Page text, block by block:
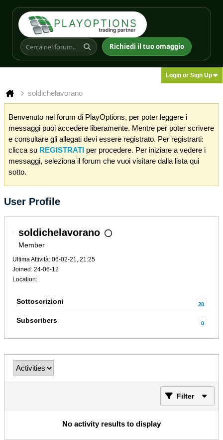
Richiedi il tuo omaggio
Login or Sign Up
soldichelavorano
Benvenuto nel forum di PlayOptions, per poter leggere i
messaggi puoi accedere liberamente. Mentre per poter scrivere
e consultare gli allegati devi essere registrato. Per registrarti:
clicca su REGISTRATI per procedere. Per iniziare a vedere i
messaggi, seleziona il forum che vuoi visitare dalla lista qui
sotto.
User Profile
soldichelavorano
Member
Ultima Attività: 06-02-21, 21:25
Joined: 24-06-12
Location:
Sottoscrizioni 28
Subscribers 0
Filter
No activity results to display